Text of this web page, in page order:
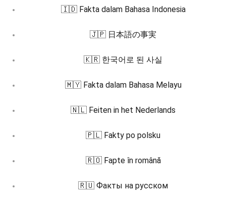
🇮🇩 Fakta dalam Bahasa Indonesia
🇯🇵 日本語の事実
🇰🇷 한국어로 된 사실
🇲🇾 Fakta dalam Bahasa Melayu
🇳🇱 Feiten in het Nederlands
🇵🇱 Fakty po polsku
🇷🇴 Fapte în română
🇷🇺 Факты на русском